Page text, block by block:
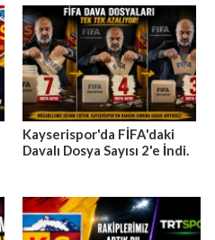
Kayserispor'da FİFA'daki
Davalı Dosya Sayısı 2'e İndi.